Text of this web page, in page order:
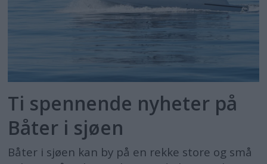
Ti spennende nyheter på
Båter i sjøen
Båter i sjøen kan by på en rekke store og små